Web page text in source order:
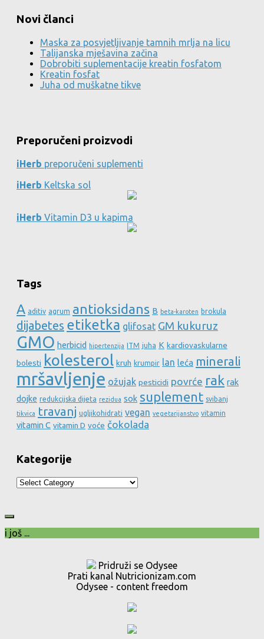
Novi članci
Maska za posvjetljivanje tamnih mrlja na licu
Talijanska mješavina začina
Dobrobiti suplementacije kreatin fosfatom
Kreatin fosfat
Juha od muškatne tikve
Preporučeni proizvodi
iHerb preporučeni suplementi
iHerb Keltska sol
iHerb Vitamin D3 u kapima
Tags
A aditiv agrum antioksidans B beta-karoten brokula
dijabetes etiketka glifosat GM kukuruz
GMO herbicid hipertenzija ITM juha K kardiovaskularne
bolesti kolesterol kruh krumpir lan leća minerali
mršavljenje ožujak pesticidi povrće rak rak
dojke redukcijska dijeta rezidua sok suplement svibanj
tikvica travanj ugljikohidrati vegan vegetarijanstvo vitamin
vitamin C vitamin D voće čokolada
Kategorije
Kategorije
i još ...
Pridruži se Odysee
Prati kanal Nutricionizam.com
Odysee - content freedom